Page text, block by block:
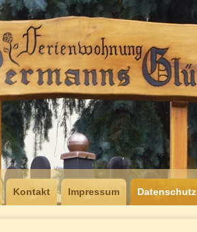
Kontakt Impressum Datenschutz